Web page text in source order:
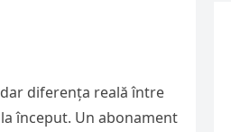
diferența reală între
început. Un abonament